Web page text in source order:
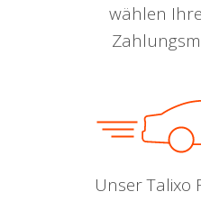
wählen
Unser Talixo